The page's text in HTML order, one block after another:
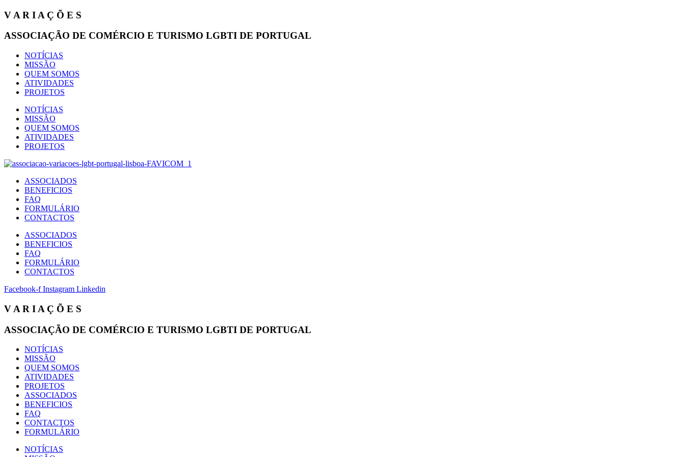
Pular
o
conteúdo
V A R I A Ç Õ E S
ASSOCIAÇÃO DE COMÉRCIO E TURISMO LGBTI DE PORTUGAL
NOTÍCIAS
MISSÃO
QUEM SOMOS
ATIVIDADES
PROJETOS
NOTÍCIAS
MISSÃO
QUEM SOMOS
ATIVIDADES
PROJETOS
ASSOCIADOS
BENEFICIOS
FAQ
FORMULÁRIO
CONTACTOS
ASSOCIADOS
BENEFICIOS
FAQ
FORMULÁRIO
CONTACTOS
Facebook-f Instagram Linkedin
V A R I A Ç Õ E S
ASSOCIAÇÃO DE COMÉRCIO E TURISMO LGBTI DE PORTUGAL
NOTÍCIAS
MISSÃO
QUEM SOMOS
ATIVIDADES
PROJETOS
ASSOCIADOS
BENEFICIOS
FAQ
CONTACTOS
FORMULÁRIO
NOTÍCIAS